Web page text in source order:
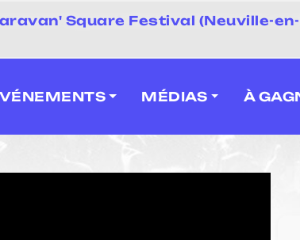
Square Festival (Neuville-
MÉDIAS À